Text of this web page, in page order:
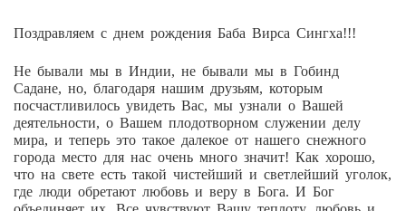
Поздравляем с днем рождения Баба Вирса Сингха!!!
Не бывали мы в Индии, не бывали мы в Гобинд
Садане, но, благодаря нашим друзьям, которым
посчастливилось увидеть Вас, мы узнали о Вашей
деятельности, о Вашем плодотворном служении делу
мира, и теперь это такое далекое от нашего снежного
города место для нас очень много значит! Как хорошо,
что на свете есть такой чистейший и светлейший уголок,
где люди обретают любовь и веру в Бога. И Бог